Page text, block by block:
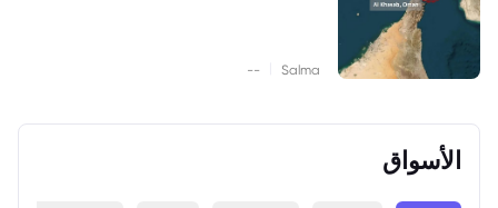
Salma
--
الأسواق